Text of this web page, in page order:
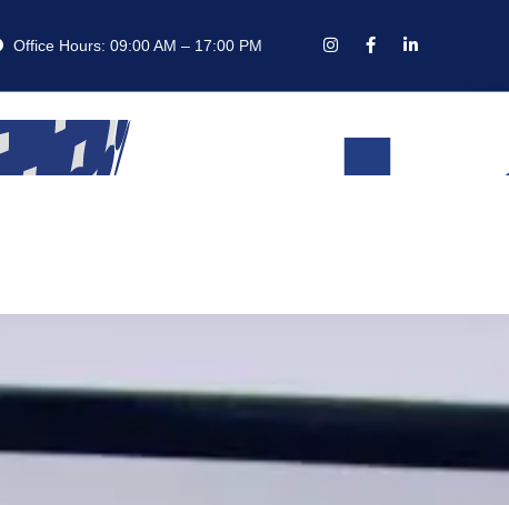
Office Hours: 09:00 AM – 17:00 PM